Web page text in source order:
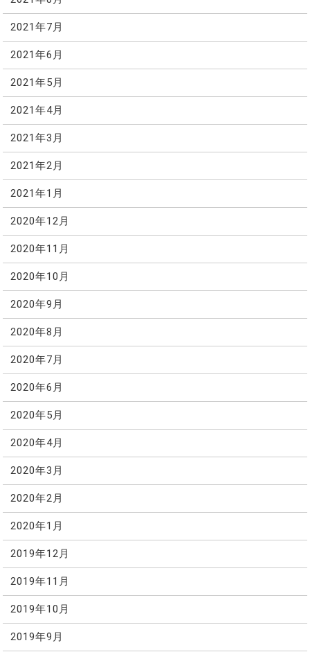
2021年7月
2021年6月
2021年5月
2021年4月
2021年3月
2021年2月
2021年1月
2020年12月
2020年11月
2020年10月
2020年9月
2020年8月
2020年7月
2020年6月
2020年5月
2020年4月
2020年3月
2020年2月
2020年1月
2019年12月
2019年11月
2019年10月
2019年9月